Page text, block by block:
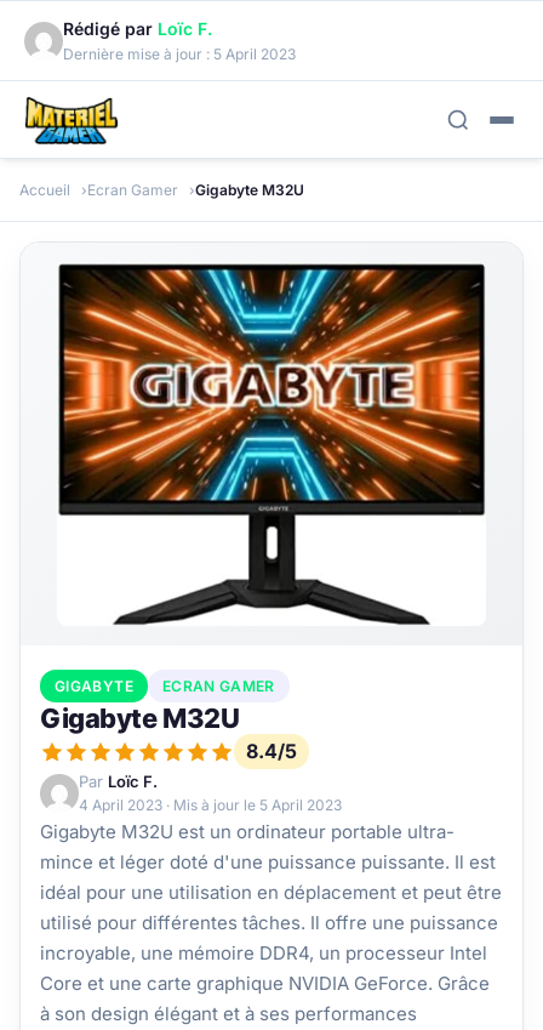
Rédigé par Loïc F.
Dernière mise à jour : 5 April 2023
Accueil Ecran Gamer Gigabyte M32U
GIGABYTE ECRAN GAMER
Gigabyte M32U
8.4/5
Par Loïc F.
4 April 2023 · Mis à jour le 5 April 2023
Gigabyte M32U est un ordinateur portable ultra-
mince et léger doté d'une puissance puissante. Il est
idéal pour une utilisation en déplacement et peut être
utilisé pour différentes tâches. Il offre une puissance
incroyable, une mémoire DDR4, un processeur Intel
Core et une carte graphique NVIDIA GeForce. Grâce
à son design élégant et à ses performances